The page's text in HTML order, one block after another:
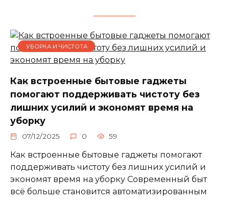
УБОРКА И ЧИСТОТА
Как встроенные бытовые гаджеты
помогают поддерживать чистоту без
лишних усилий и экономят время на
уборку
07/12/2025 0 59
Как встроенные бытовые гаджеты помогают
поддерживать чистоту без лишних усилий и
экономят время на уборку Современный быт
всё больше становится автоматизированным